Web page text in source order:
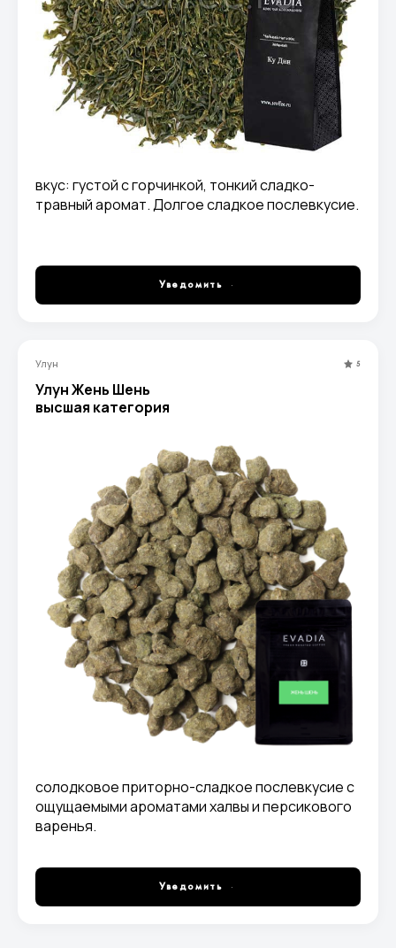
вкус: густой с горчинкой, тонкий сладко-
травный аромат. Долгое сладкое послевкусие.
Уведомить
Улун 5
Улун Жень Шень
высшая категория
солодковое приторно-сладкое послевкусие с
ощущаемыми ароматами халвы и персикового
варенья.
Уведомить